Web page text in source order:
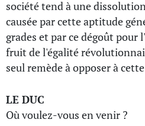
société tend à une
causée par cette aptitude
grades et par ce dégoût
fruit de l'égalité
seul remède à opposer à
LE DUC
Où voulez-vous en venir ?